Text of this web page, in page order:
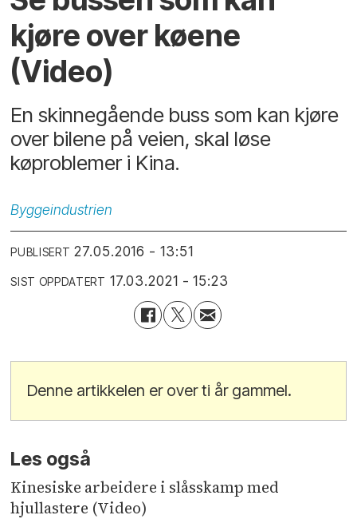
kjøre over køene
(Video)
En skinnegående buss som kan kjøre
over bilene på veien, skal løse
køproblemer i Kina.
Byggeindustrien
PUBLISERT 27.05.2016 - 13:51
SIST OPPDATERT 17.03.2021 - 15:23
Denne artikkelen er over ti år gammel.
Les også
Kinesiske arbeidere i slåsskamp med
hjullastere (Video)